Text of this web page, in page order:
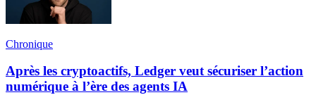
Chronique
Après les cryptoactifs, Ledger veut sécuriser l’action
numérique à l’ère des agents IA